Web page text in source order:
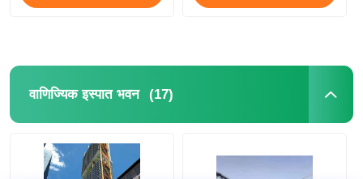
वाणिज्यिक इस्पात भवन (17)